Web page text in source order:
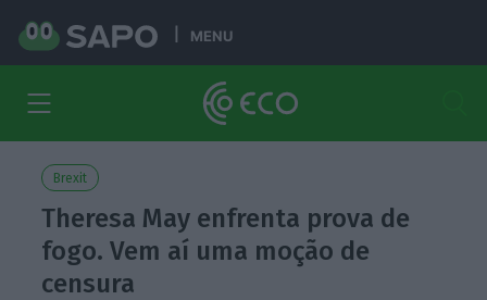
MENU
Brexit
Theresa May enfrenta prova de
fogo. Vem aí uma moção de
censura